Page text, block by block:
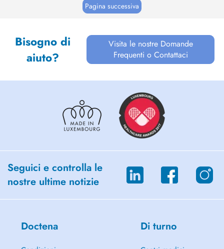
Pagina successiva
Bisogno di
aiuto?
Visita le nostre Domande
Frequenti o Contattaci
Seguici e controlla le
nostre ultime notizie
Doctena Di turno